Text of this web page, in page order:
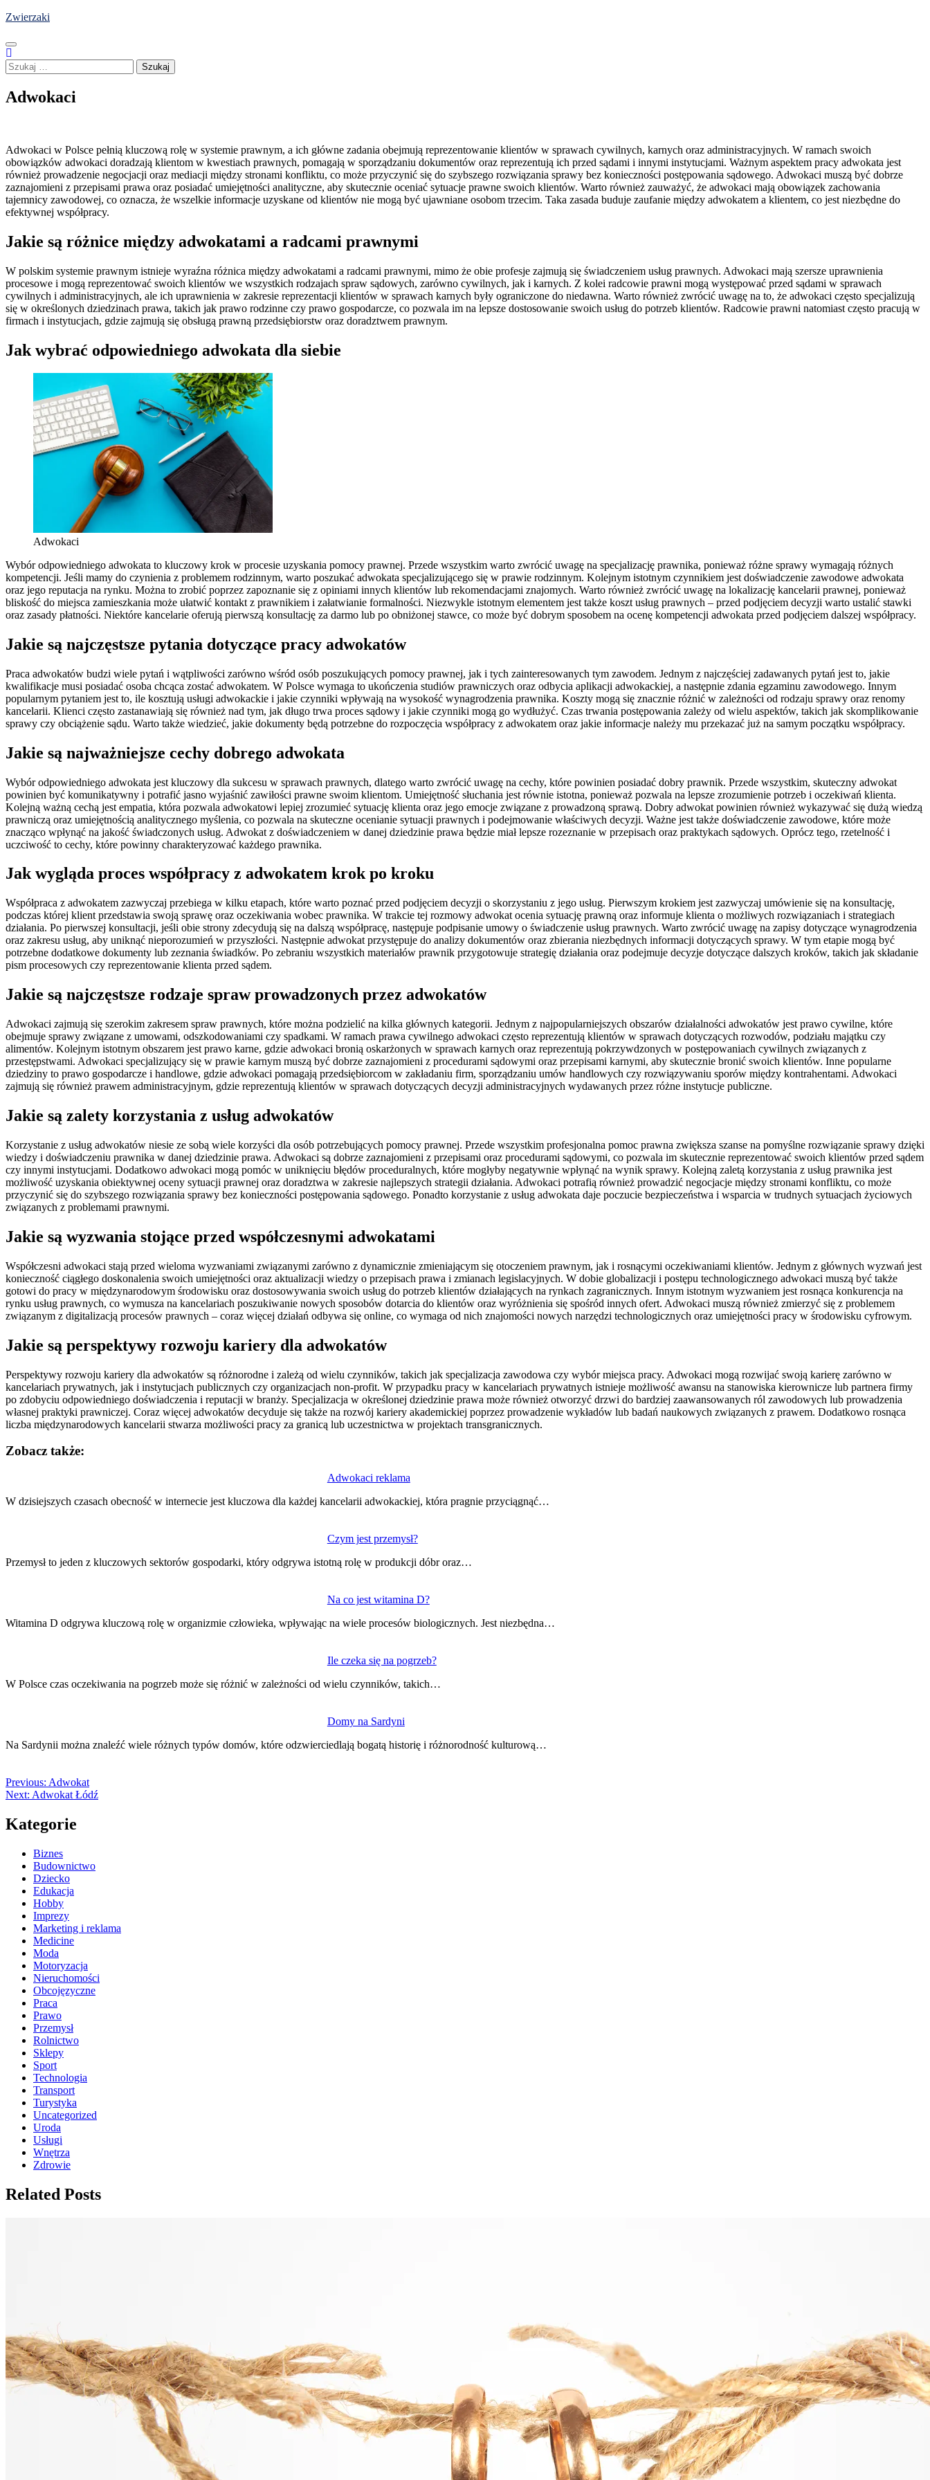
Skip
content
Zwierzaki
Szukaj:
Adwokaci
Adwokaci w Polsce pełnią kluczową rolę w systemie prawnym, a ich główne zadania obejmują reprezentowanie klientów w sprawach cywilnych, karnych oraz administracyjnych. W ramach swoich
obowiązków adwokaci doradzają klientom w kwestiach prawnych, pomagają w sporządzaniu dokumentów oraz reprezentują ich przed sądami i innymi instytucjami. Ważnym aspektem pracy adwokata jest
również prowadzenie negocjacji oraz mediacji między stronami konfliktu, co może przyczynić się do szybszego rozwiązania sprawy bez konieczności postępowania sądowego. Adwokaci muszą być dobrze
zaznajomieni z przepisami prawa oraz posiadać umiejętności analityczne, aby skutecznie oceniać sytuacje prawne swoich klientów. Warto również zauważyć, że adwokaci mają obowiązek zachowania
tajemnicy zawodowej, co oznacza, że wszelkie informacje uzyskane od klientów nie mogą być ujawniane osobom trzecim. Taka zasada buduje zaufanie między adwokatem a klientem, co jest niezbędne do
efektywnej współpracy.
Jakie są różnice między adwokatami a radcami prawnymi
W polskim systemie prawnym istnieje wyraźna różnica między adwokatami a radcami prawnymi, mimo że obie profesje zajmują się świadczeniem usług prawnych. Adwokaci mają szersze uprawnienia
procesowe i mogą reprezentować swoich klientów we wszystkich rodzajach spraw sądowych, zarówno cywilnych, jak i karnych. Z kolei radcowie prawni mogą występować przed sądami w sprawach
cywilnych i administracyjnych, ale ich uprawnienia w zakresie reprezentacji klientów w sprawach karnych były ograniczone do niedawna. Warto również zwrócić uwagę na to, że adwokaci często specjalizują
się w określonych dziedzinach prawa, takich jak prawo rodzinne czy prawo gospodarcze, co pozwala im na lepsze dostosowanie swoich usług do potrzeb klientów. Radcowie prawni natomiast często pracują w
firmach i instytucjach, gdzie zajmują się obsługą prawną przedsiębiorstw oraz doradztwem prawnym.
Jak wybrać odpowiedniego adwokata dla siebie
Adwokaci
Wybór odpowiedniego adwokata to kluczowy krok w procesie uzyskania pomocy prawnej. Przede wszystkim warto zwrócić uwagę na specjalizację prawnika, ponieważ różne sprawy wymagają różnych
kompetencji. Jeśli mamy do czynienia z problemem rodzinnym, warto poszukać adwokata specjalizującego się w prawie rodzinnym. Kolejnym istotnym czynnikiem jest doświadczenie zawodowe adwokata
oraz jego reputacja na rynku. Można to zrobić poprzez zapoznanie się z opiniami innych klientów lub rekomendacjami znajomych. Warto również zwrócić uwagę na lokalizację kancelarii prawnej, ponieważ
bliskość do miejsca zamieszkania może ułatwić kontakt z prawnikiem i załatwianie formalności. Niezwykle istotnym elementem jest także koszt usług prawnych – przed podjęciem decyzji warto ustalić stawki
oraz zasady płatności. Niektóre kancelarie oferują pierwszą konsultację za darmo lub po obniżonej stawce, co może być dobrym sposobem na ocenę kompetencji adwokata przed podjęciem dalszej współpracy.
Jakie są najczęstsze pytania dotyczące pracy adwokatów
Praca adwokatów budzi wiele pytań i wątpliwości zarówno wśród osób poszukujących pomocy prawnej, jak i tych zainteresowanych tym zawodem. Jednym z najczęściej zadawanych pytań jest to, jakie
kwalifikacje musi posiadać osoba chcąca zostać adwokatem. W Polsce wymaga to ukończenia studiów prawniczych oraz odbycia aplikacji adwokackiej, a następnie zdania egzaminu zawodowego. Innym
popularnym pytaniem jest to, ile kosztują usługi adwokackie i jakie czynniki wpływają na wysokość wynagrodzenia prawnika. Koszty mogą się znacznie różnić w zależności od rodzaju sprawy oraz renomy
kancelarii. Klienci często zastanawiają się również nad tym, jak długo trwa proces sądowy i jakie czynniki mogą go wydłużyć. Czas trwania postępowania zależy od wielu aspektów, takich jak skomplikowanie
sprawy czy obciążenie sądu. Warto także wiedzieć, jakie dokumenty będą potrzebne do rozpoczęcia współpracy z adwokatem oraz jakie informacje należy mu przekazać już na samym początku współpracy.
Jakie są najważniejsze cechy dobrego adwokata
Wybór odpowiedniego adwokata jest kluczowy dla sukcesu w sprawach prawnych, dlatego warto zwrócić uwagę na cechy, które powinien posiadać dobry prawnik. Przede wszystkim, skuteczny adwokat
powinien być komunikatywny i potrafić jasno wyjaśnić zawiłości prawne swoim klientom. Umiejętność słuchania jest równie istotna, ponieważ pozwala na lepsze zrozumienie potrzeb i oczekiwań klienta.
Kolejną ważną cechą jest empatia, która pozwala adwokatowi lepiej zrozumieć sytuację klienta oraz jego emocje związane z prowadzoną sprawą. Dobry adwokat powinien również wykazywać się dużą wiedzą
prawniczą oraz umiejętnością analitycznego myślenia, co pozwala na skuteczne ocenianie sytuacji prawnych i podejmowanie właściwych decyzji. Ważne jest także doświadczenie zawodowe, które może
znacząco wpłynąć na jakość świadczonych usług. Adwokat z doświadczeniem w danej dziedzinie prawa będzie miał lepsze rozeznanie w przepisach oraz praktykach sądowych. Oprócz tego, rzetelność i
uczciwość to cechy, które powinny charakteryzować każdego prawnika.
Jak wygląda proces współpracy z adwokatem krok po kroku
Współpraca z adwokatem zazwyczaj przebiega w kilku etapach, które warto poznać przed podjęciem decyzji o skorzystaniu z jego usług. Pierwszym krokiem jest zazwyczaj umówienie się na konsultację,
podczas której klient przedstawia swoją sprawę oraz oczekiwania wobec prawnika. W trakcie tej rozmowy adwokat ocenia sytuację prawną oraz informuje klienta o możliwych rozwiązaniach i strategiach
działania. Po pierwszej konsultacji, jeśli obie strony zdecydują się na dalszą współpracę, następuje podpisanie umowy o świadczenie usług prawnych. Warto zwrócić uwagę na zapisy dotyczące wynagrodzenia
oraz zakresu usług, aby uniknąć nieporozumień w przyszłości. Następnie adwokat przystępuje do analizy dokumentów oraz zbierania niezbędnych informacji dotyczących sprawy. W tym etapie mogą być
potrzebne dodatkowe dokumenty lub zeznania świadków. Po zebraniu wszystkich materiałów prawnik przygotowuje strategię działania oraz podejmuje decyzje dotyczące dalszych kroków, takich jak składanie
pism procesowych czy reprezentowanie klienta przed sądem.
Jakie są najczęstsze rodzaje spraw prowadzonych przez adwokatów
Adwokaci zajmują się szerokim zakresem spraw prawnych, które można podzielić na kilka głównych kategorii. Jednym z najpopularniejszych obszarów działalności adwokatów jest prawo cywilne, które
obejmuje sprawy związane z umowami, odszkodowaniami czy spadkami. W ramach prawa cywilnego adwokaci często reprezentują klientów w sprawach dotyczących rozwodów, podziału majątku czy
alimentów. Kolejnym istotnym obszarem jest prawo karne, gdzie adwokaci bronią oskarżonych w sprawach karnych oraz reprezentują pokrzywdzonych w postępowaniach cywilnych związanych z
przestępstwami. Adwokaci specjalizujący się w prawie karnym muszą być dobrze zaznajomieni z procedurami sądowymi oraz przepisami karnymi, aby skutecznie bronić swoich klientów. Inne popularne
dziedziny to prawo gospodarcze i handlowe, gdzie adwokaci pomagają przedsiębiorcom w zakładaniu firm, sporządzaniu umów handlowych czy rozwiązywaniu sporów między kontrahentami. Adwokaci
zajmują się również prawem administracyjnym, gdzie reprezentują klientów w sprawach dotyczących decyzji administracyjnych wydawanych przez różne instytucje publiczne.
Jakie są zalety korzystania z usług adwokatów
Korzystanie z usług adwokatów niesie ze sobą wiele korzyści dla osób potrzebujących pomocy prawnej. Przede wszystkim profesjonalna pomoc prawna zwiększa szanse na pomyślne rozwiązanie sprawy dzięki
wiedzy i doświadczeniu prawnika w danej dziedzinie prawa. Adwokaci są dobrze zaznajomieni z przepisami oraz procedurami sądowymi, co pozwala im skutecznie reprezentować swoich klientów przed sądem
czy innymi instytucjami. Dodatkowo adwokaci mogą pomóc w uniknięciu błędów proceduralnych, które mogłyby negatywnie wpłynąć na wynik sprawy. Kolejną zaletą korzystania z usług prawnika jest
możliwość uzyskania obiektywnej oceny sytuacji prawnej oraz doradztwa w zakresie najlepszych strategii działania. Adwokaci potrafią również prowadzić negocjacje między stronami konfliktu, co może
przyczynić się do szybszego rozwiązania sprawy bez konieczności postępowania sądowego. Ponadto korzystanie z usług adwokata daje poczucie bezpieczeństwa i wsparcia w trudnych sytuacjach życiowych
związanych z problemami prawnymi.
Jakie są wyzwania stojące przed współczesnymi adwokatami
Współczesni adwokaci stają przed wieloma wyzwaniami związanymi zarówno z dynamicznie zmieniającym się otoczeniem prawnym, jak i rosnącymi oczekiwaniami klientów. Jednym z głównych wyzwań jest
konieczność ciągłego doskonalenia swoich umiejętności oraz aktualizacji wiedzy o przepisach prawa i zmianach legislacyjnych. W dobie globalizacji i postępu technologicznego adwokaci muszą być także
gotowi do pracy w międzynarodowym środowisku oraz dostosowywania swoich usług do potrzeb klientów działających na rynkach zagranicznych. Innym istotnym wyzwaniem jest rosnąca konkurencja na
rynku usług prawnych, co wymusza na kancelariach poszukiwanie nowych sposobów dotarcia do klientów oraz wyróżnienia się spośród innych ofert. Adwokaci muszą również zmierzyć się z problemem
związanym z digitalizacją procesów prawnych – coraz więcej działań odbywa się online, co wymaga od nich znajomości nowych narzędzi technologicznych oraz umiejętności pracy w środowisku cyfrowym.
Jakie są perspektywy rozwoju kariery dla adwokatów
Perspektywy rozwoju kariery dla adwokatów są różnorodne i zależą od wielu czynników, takich jak specjalizacja zawodowa czy wybór miejsca pracy. Adwokaci mogą rozwijać swoją karierę zarówno w
kancelariach prywatnych, jak i instytucjach publicznych czy organizacjach non-profit. W przypadku pracy w kancelariach prywatnych istnieje możliwość awansu na stanowiska kierownicze lub partnera firmy
po zdobyciu odpowiedniego doświadczenia i reputacji w branży. Specjalizacja w określonej dziedzinie prawa może również otworzyć drzwi do bardziej zaawansowanych ról zawodowych lub prowadzenia
własnej praktyki prawniczej. Coraz więcej adwokatów decyduje się także na rozwój kariery akademickiej poprzez prowadzenie wykładów lub badań naukowych związanych z prawem. Dodatkowo rosnąca
liczba międzynarodowych kancelarii stwarza możliwości pracy za granicą lub uczestnictwa w projektach transgranicznych.
Zobacz także:
Adwokaci reklama
W dzisiejszych czasach obecność w internecie jest kluczowa dla każdej kancelarii adwokackiej, która pragnie przyciągnąć…
Czym jest przemysł?
Przemysł to jeden z kluczowych sektorów gospodarki, który odgrywa istotną rolę w produkcji dóbr oraz…
Na co jest witamina D?
Witamina D odgrywa kluczową rolę w organizmie człowieka, wpływając na wiele procesów biologicznych. Jest niezbędna…
Ile czeka się na pogrzeb?
W Polsce czas oczekiwania na pogrzeb może się różnić w zależności od wielu czynników, takich…
Domy na Sardyni
Na Sardynii można znaleźć wiele różnych typów domów, które odzwierciedlają bogatą historię i różnorodność kulturową…
wpisu
Previous: Adwokat
Next: Adwokat Łódź
Kategorie
Biznes
Budownictwo
Dziecko
Edukacja
Hobby
Imprezy
Marketing i reklama
Medicine
Moda
Motoryzacja
Nieruchomości
Obcojęzyczne
Praca
Prawo
Przemysł
Rolnictwo
Sklepy
Sport
Technologia
Transport
Turystyka
Uncategorized
Uroda
Usługi
Wnętrza
Zdrowie
Related Posts